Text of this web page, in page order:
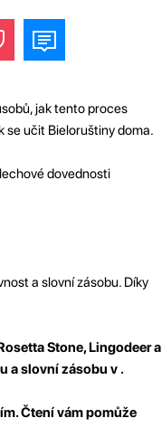
jak tento proces
se učit Bieloruštiny doma.
dovednosti
a slovní zásobu. Díky
Stone, Lingodeer a
a slovní zásobu v .
Čtení vám pomůže